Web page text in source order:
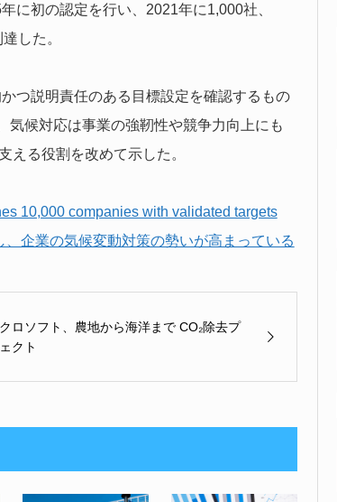
に初の認定を行い、2021年に1,000社、
した。
つ説明責任のある目標設定を確認するもの
気候対応は事業の強靭性や競争力向上にも
える役割を改めて示した。
10,000 companies with validated targets
企業の気候変動対策の勢いが高まっている
ロソフト、農地から海洋まで CO₂除去プ
クト